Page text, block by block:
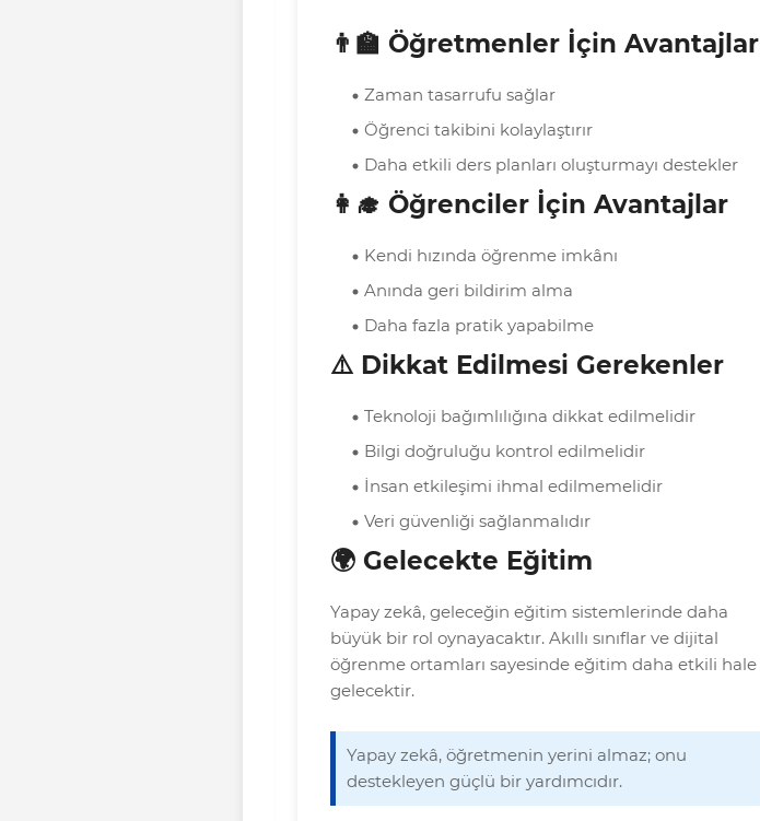
👨‍🏫 Öğretmenler İçin Avantajlar
Zaman tasarrufu sağlar
Öğrenci takibini kolaylaştırır
Daha etkili ders planları oluşturmayı destekler
👩‍🎓 Öğrenciler İçin Avantajlar
Kendi hızında öğrenme imkânı
Anında geri bildirim alma
Daha fazla pratik yapabilme
⚠️ Dikkat Edilmesi Gerekenler
Teknoloji bağımlılığına dikkat edilmelidir
Bilgi doğruluğu kontrol edilmelidir
İnsan etkileşimi ihmal edilmemelidir
Veri güvenliği sağlanmalıdır
🌍 Gelecekte Eğitim
Yapay zekâ, geleceğin eğitim sistemlerinde daha
büyük bir rol oynayacaktır. Akıllı sınıflar ve dijital
öğrenme ortamları sayesinde eğitim daha etkili hale
gelecektir.
Yapay zekâ, öğretmenin yerini almaz; onu
destekleyen güçlü bir yardımcıdır.